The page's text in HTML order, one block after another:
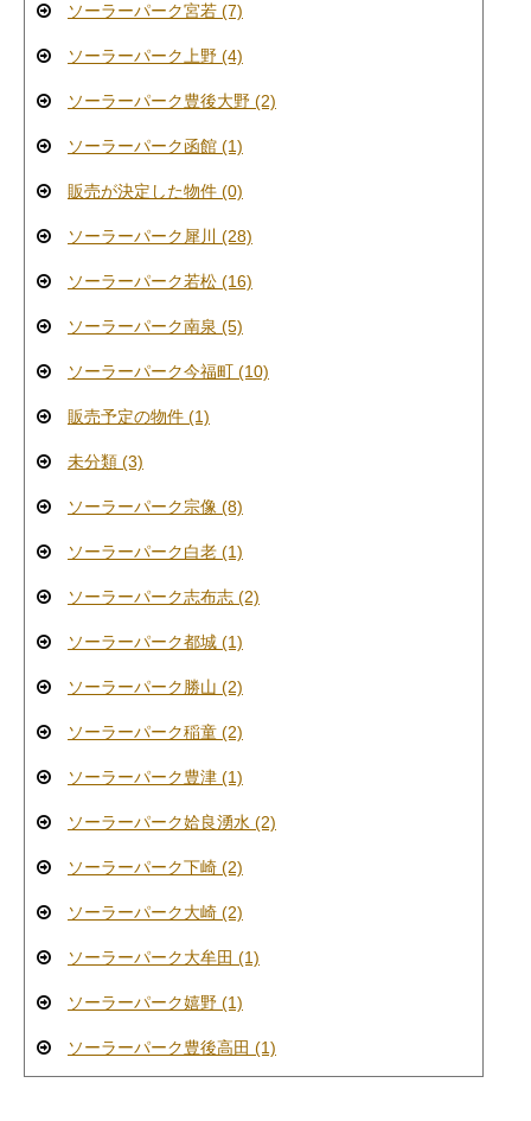
ソーラーパーク宮若 (7)
ソーラーパーク上野 (4)
ソーラーパーク豊後大野 (2)
ソーラーパーク函館 (1)
販売が決定した物件 (0)
ソーラーパーク犀川 (28)
ソーラーパーク若松 (16)
ソーラーパーク南泉 (5)
ソーラーパーク今福町 (10)
販売予定の物件 (1)
未分類 (3)
ソーラーパーク宗像 (8)
ソーラーパーク白老 (1)
ソーラーパーク志布志 (2)
ソーラーパーク都城 (1)
ソーラーパーク勝山 (2)
ソーラーパーク稲童 (2)
ソーラーパーク豊津 (1)
ソーラーパーク姶良湧水 (2)
ソーラーパーク下崎 (2)
ソーラーパーク大崎 (2)
ソーラーパーク大牟田 (1)
ソーラーパーク嬉野 (1)
ソーラーパーク豊後高田 (1)